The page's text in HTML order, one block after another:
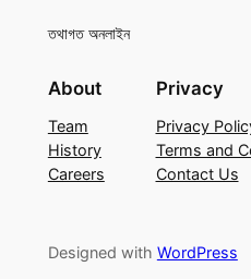
তথাগত অনলাইন
About
Team
History
Careers
Privacy
Privacy
Terms and
Contact Us
Designed with WordPress